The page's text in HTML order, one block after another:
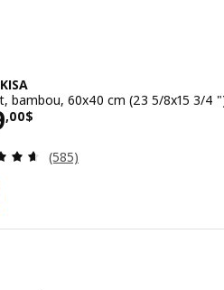
bambou, 60x40 cm (23 5/8x15 3/4
,00$
149,00$
Examen: 4.6 sur des 5
(585)